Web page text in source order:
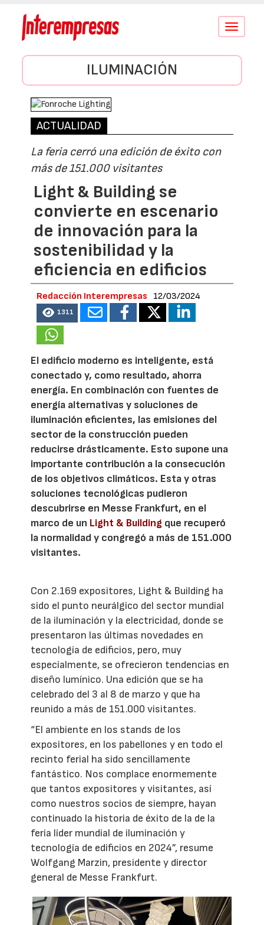
Conmutar
ILUMINACIÓN
ACTUALIDAD
La feria cerró una edición de éxito con
más de 151.000 visitantes
Light & Building se
convierte en escenario
de innovación para la
sostenibilidad y la
eficiencia en edificios
Redacción Interempresas 12/03/2024
1311
El edificio moderno es inteligente, está
conectado y, como resultado, ahorra
energía. En combinación con fuentes de
energía alternativas y soluciones de
iluminación eficientes, las emisiones del
sector de la construcción pueden
reducirse drásticamente. Esto supone una
importante contribución a la consecución
de los objetivos climáticos. Esta y otras
soluciones tecnológicas pudieron
descubrirse en Messe Frankfurt, en el
marco de un Light & Building que recuperó
la normalidad y congregó a más de 151.000
visitantes.
Con 2.169 expositores, Light & Building ha
sido el punto neurálgico del sector mundial
de la iluminación y la electricidad, donde se
presentaron las últimas novedades en
tecnología de edificios, pero, muy
especialmente, se ofrecieron tendencias en
diseño lumínico. Una edición que se ha
celebrado del 3 al 8 de marzo y que ha
reunido a más de 151.000 visitantes.
“El ambiente en los stands de los
expositores, en los pabellones y en todo el
recinto ferial ha sido sencillamente
fantástico. Nos complace enormemente
que tantos expositores y visitantes, así
como nuestros socios de siempre, hayan
continuado la historia de éxito de la de la
feria líder mundial de iluminación y
tecnología de edificios en 2024”, resume
Wolfgang Marzin, presidente y director
general de Messe Frankfurt.